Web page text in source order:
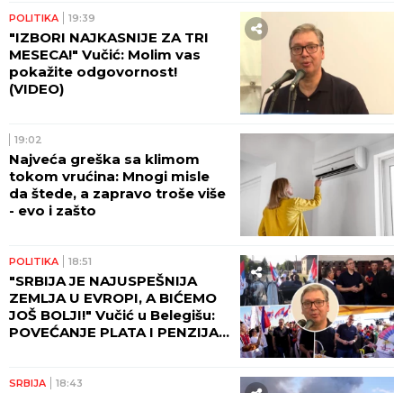
POLITIKA 19:39
"IZBORI NAJKASNIJE ZA TRI
MESECA!" Vučić: Molim vas
pokažite odgovornost!
(VIDEO)
19:02
Najveća greška sa klimom
tokom vrućina: Mnogi misle
da štede, a zapravo troše više
- evo i zašto
POLITIKA 18:51
"SRBIJA JE NAJUSPEŠNIJA
ZEMLJA U EVROPI, A BIĆEMO
JOŠ BOLJI!" Vučić u Belegišu:
POVEĆANJE PLATA I PENZIJA
SRBIJA 18:43